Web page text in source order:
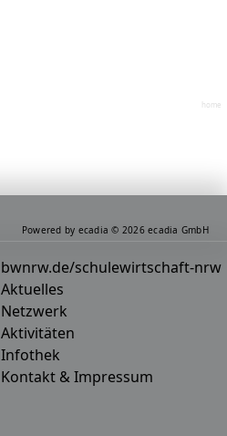
home
bwnrw.de/schulewirtschaft-nrw
Aktuelles
Netzwerk
Aktivitäten
Infothek
Kontakt & Impressum
Powered by ecadia © 2026 ecadia GmbH